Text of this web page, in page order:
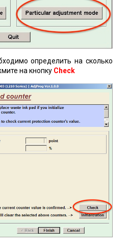
определить на сколько
на кнопку Check